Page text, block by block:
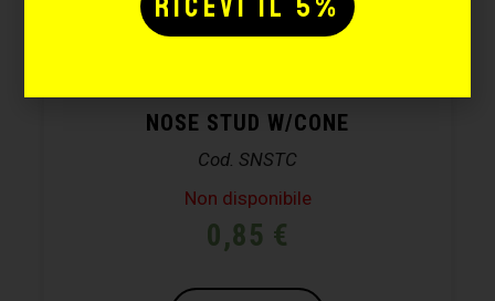
NOSE STUD W/CONE
Cod. SNSTC
Non disponibile
0,85 €